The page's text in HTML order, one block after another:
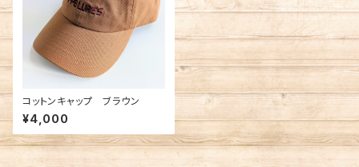
コットンキャップ ブラウン
¥4,000